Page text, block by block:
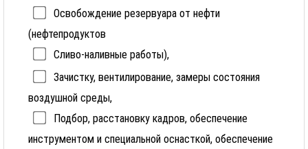
Освобождение резервуара от нефти
(нефтепродуктов
Сливо-наливные работы),
Зачистку, вентилирование, замеры состояния
воздушной среды,
Подбор, расстановку кадров, обеспечение
инструментом и специальной оснасткой, обеспечение